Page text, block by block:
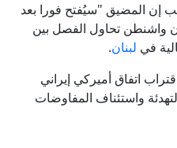
المضيق "سيُفتح فورا بعد
واشنطن تحاول الفصل بين
في لبنان.
اتفاق أميركي إيراني
واستئناف المفاوضات